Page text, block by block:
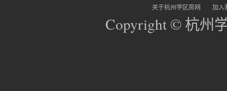
关于杭州学区房网 加入
Copyright © 杭州